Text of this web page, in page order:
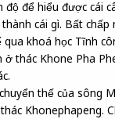
để hiểu được cái
cái gì. Bất
khoá học Tĩnh
ở thác Khone Pha
thế của sông
Khonephapeng.